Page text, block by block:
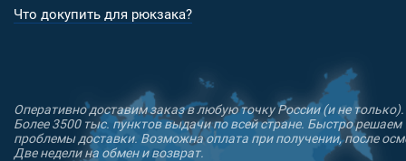
Что докупить для рюкзака?
Оперативно доставим заказ в любую точку России (и не только).
Более 3500 тыс. пунктов выдачи по всей стране. Быстро решаем
проблемы доставки. Возможна оплата при получении, после
Две недели на обмен и возврат.